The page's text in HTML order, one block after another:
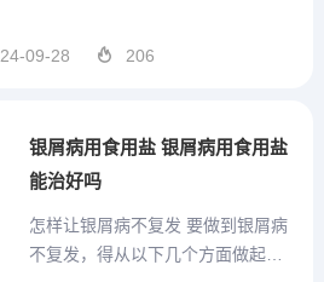
皮癣，需要及时的冶疗，以免病情
使用电脑时间过长劳累诱发的。应
24-09-28 206
银屑病用食用盐 银屑病用食用盐
能治好吗
怎样让银屑病不复发 要做到银屑病
不复发，得从以下几个方面做起：